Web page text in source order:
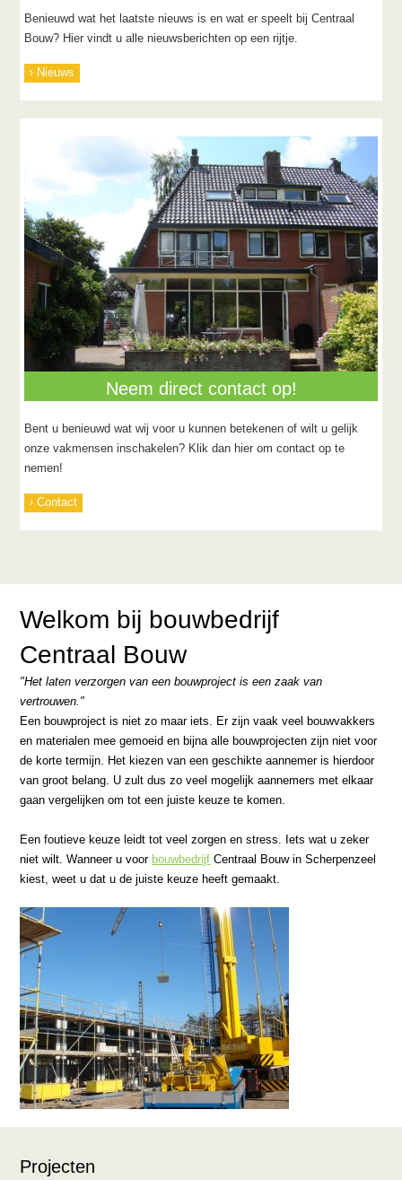
Benieuwd wat het laatste nieuws is en wat er speelt bij Centraal
Bouw? Hier vindt u alle nieuwsberichten op een rijtje.
Nieuws
Neem direct contact op!
Bent u benieuwd wat wij voor u kunnen betekenen of wilt u gelijk
onze vakmensen inschakelen? Klik dan hier om contact op te
nemen!
Contact
Welkom bij bouwbedrijf
Centraal Bouw
"Het laten verzorgen van een bouwproject is een zaak van
vertrouwen."
Een bouwproject is niet zo maar iets. Er zijn vaak veel bouwvakkers
en materialen mee gemoeid en bijna alle bouwprojecten zijn niet voor
de korte termijn. Het kiezen van een geschikte aannemer is hierdoor
van groot belang. U zult dus zo veel mogelijk aannemers met elkaar
gaan vergelijken om tot een juiste keuze te komen.
Een foutieve keuze leidt tot veel zorgen en stress. Iets wat u zeker
niet wilt. Wanneer u voor bouwbedrijf Centraal Bouw in Scherpenzeel
kiest, weet u dat u de juiste keuze heeft gemaakt.
Projecten